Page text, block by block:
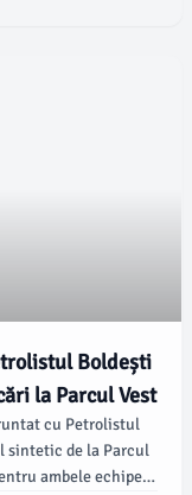
Boldești
la Parcul Vest
cu Petrolistul
sintetic de la Parcul
ambele echipe,